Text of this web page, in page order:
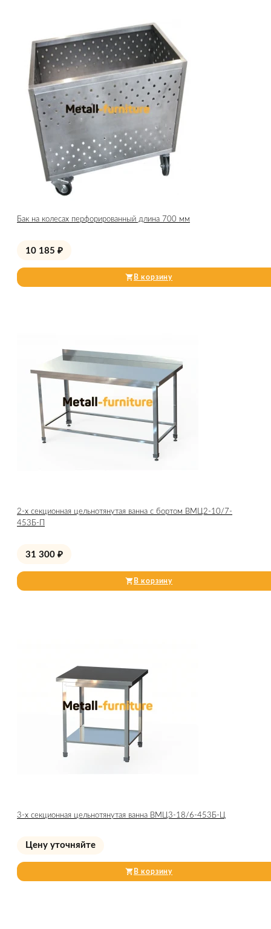
Бак на колесах перфорированный длина 700 мм
10 185 ₽
В корзину
2-х секционная цельнотянутая ванна с бортом ВМЦ2-10/7-
453Б-П
31 300 ₽
В корзину
3-х секционная цельнотянутая ванна ВМЦ3-18/6-453Б-Ц
Цену уточняйте
В корзину